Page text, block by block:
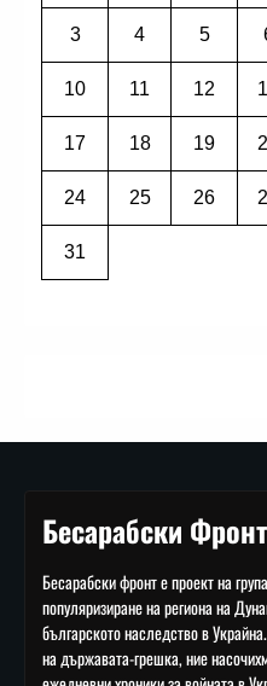
3 4 5
10 11 12
17 18 19
24 25 26
31
Бесарабски Фронт
Бесарабски фронт е проект на
популяризиране на региона на
българското наследство в
на държавата-грешка, ние